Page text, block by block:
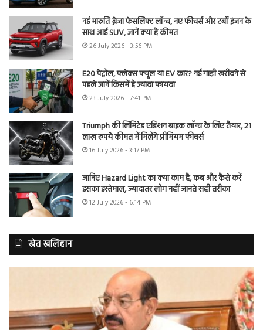
नई मारुति ब्रेजा फेसलिफ्ट लॉन्च, नए फीचर्स और टर्बो इंजन के
साथ आई SUV, जानें क्या है कीमत
26 July 2026 - 3:56 PM
E20 पेट्रोल, फ्लेक्स फ्यूल या EV कार? नई गाड़ी खरीदने से
पहले जानें किसमें है ज्यादा फायदा
23 July 2026 - 7:41 PM
Triumph की लिमिटेड एडिशन बाइक लॉन्च के लिए तैयार, 21
लाख रुपये कीमत में मिलेंगे प्रीमियम फीचर्स
16 July 2026 - 3:17 PM
जानिए Hazard Light का क्या काम है, कब और कैसे करें
इसका इस्तेमाल, ज्यादातर लोग नहीं जानते सही तरीका
12 July 2026 - 6:14 PM
खेत खलिहान